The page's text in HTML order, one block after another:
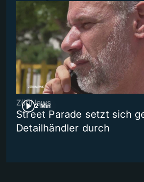
2 Min
ZüriNews
Street Parade setzt sich
Detailhändler durch